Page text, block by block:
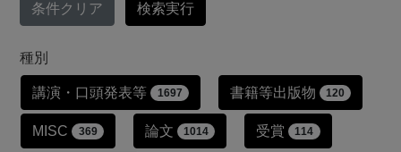
条件クリア 検索実行
種別
研究業績タイプによる絞り込み条件で
講演・口頭発表等 1697 書籍等出版物 120
MISC 369 論文 1014 受賞 114